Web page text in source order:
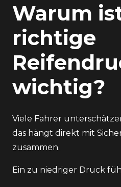
Warum
richtige
wichtig?
Viele Fahrer
das hängt direkt mit
zusammen.
Ein zu niedriger Druck